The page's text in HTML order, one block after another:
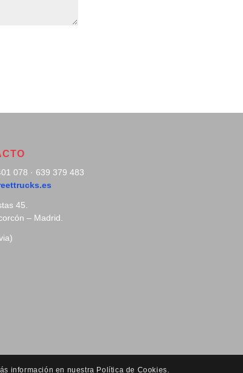
078 · 639 379 483
45.
– Madrid.
información en nuestra Política de Cookies.